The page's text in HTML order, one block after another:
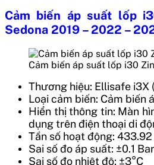
Cảm biến áp suất lốp
Sedona 2019 – 2022 –
Cảm biến áp suất lốp i30
Thương hiệu: Ellisafe i3X
Loại cảm biến: Cảm biến
Hiển thị thông tin: Màn
dụng trên điện thoại di
Tần số hoạt động:
Sai số đo áp suất: ±0.1
Sai số đo nhiệt độ: ±3°C